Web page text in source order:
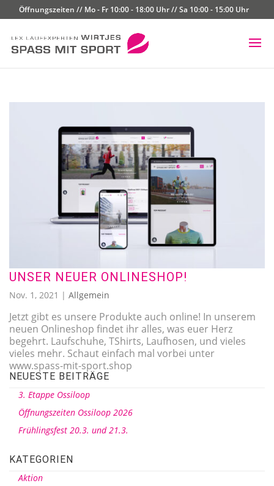
Öffnungszeiten // Mo - Fr 10:00 - 18:00 Uhr // Sa 10:00 - 15:00 Uhr
UNSER NEUER ONLINESHOP!
Nov. 1, 2021 | Allgemein
Jetzt gibt es unsere Produkte auch online! In unserem
neuen Onlineshop findet ihr alles, was euer Herz
begehrt. Laufschuhe, TShirts, Laufhosen, und vieles
vieles mehr. Schaut einfach mal vorbei unter
www.spass-mit-sport.shop
NEUESTE BEITRÄGE
3. Etappe Ossiloop
Öffnungszeiten Ossiloop 2026
Frühlingsfest 20.3. und 21.3.
KATEGORIEN
Aktion